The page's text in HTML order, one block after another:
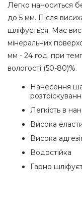
Легко наноситься
до 5 мм. Після
шліфується. Має
мінеральних
мм - 24 год. при
вологості (50-80)%.
Нанесення
Легкість в
Висока
Висока
Водостійка
Гарно